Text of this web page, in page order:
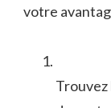
votre
Trouvez